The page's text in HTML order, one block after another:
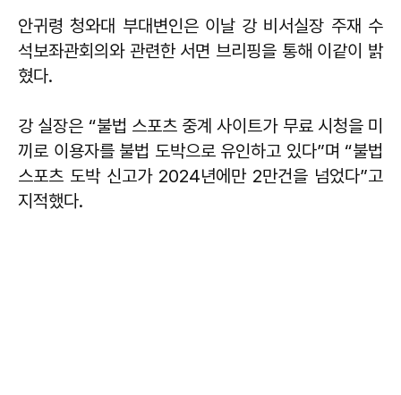
안귀령 청와대 부대변인은 이날 강 비서실장 주재 수
석보좌관회의와 관련한 서면 브리핑을 통해 이같이 밝
혔다.
강 실장은 “불법 스포츠 중계 사이트가 무료 시청을 미
끼로 이용자를 불법 도박으로 유인하고 있다”며 “불법
스포츠 도박 신고가 2024년에만 2만건을 넘었다”고
지적했다.